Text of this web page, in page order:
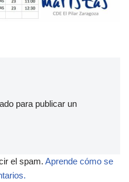
para publicar un
el spam. Aprende cómo se